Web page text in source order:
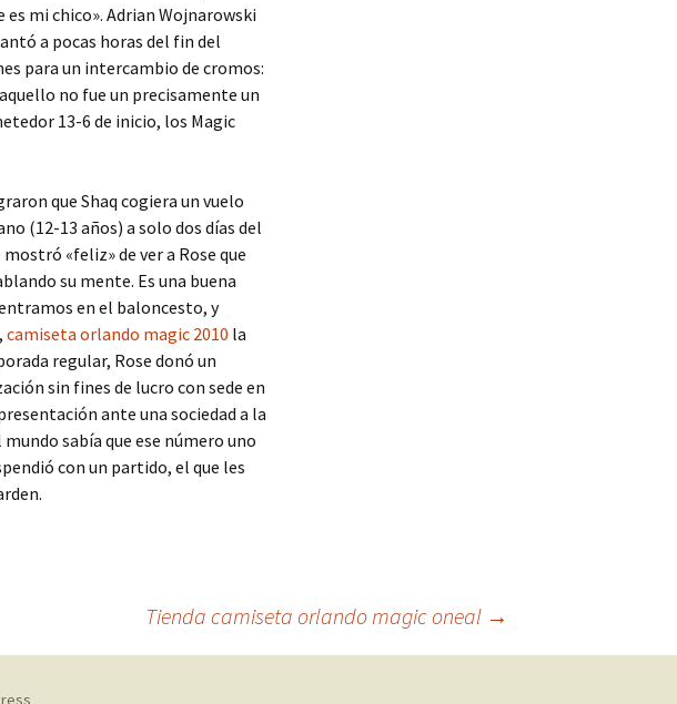
es mi chico». Adrian Wojnarowski
a pocas horas del fin del
para un intercambio de cromos:
no fue un precisamente un
13-6 de inicio, los Magic
que Shaq cogiera un vuelo
(12-13 años) a solo dos días del
«feliz» de ver a Rose que
su mente. Es una buena
en el baloncesto, y
camiseta orlando magic 2010 la
regular, Rose donó un
sin fines de lucro con sede en
ante una sociedad a la
sabía que ese número uno
con un partido, el que les
Tienda camiseta orlando magic oneal →